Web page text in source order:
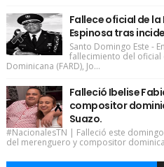
Fallece oficial de la
Espinosa tras
Santo Domingo Este -
fallecimiento del oficial
Dominicana (FARD), Jo...
Falleció Ibelise
compositor
Suazo.
#NacionalesTN | Falleció este
del merenguero y compositor